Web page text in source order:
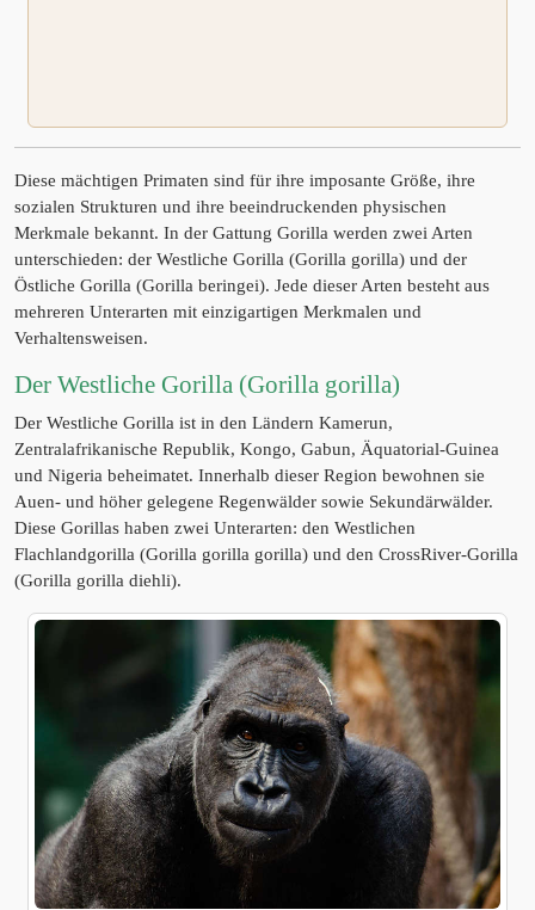
Diese mächtigen Primaten sind für ihre imposante Größe, ihre
sozialen Strukturen und ihre beeindruckenden physischen
Merkmale bekannt. In der Gattung Gorilla werden zwei Arten
unterschieden: der Westliche Gorilla (Gorilla gorilla) und der
Östliche Gorilla (Gorilla beringei). Jede dieser Arten besteht aus
mehreren Unterarten mit einzigartigen Merkmalen und
Verhaltensweisen.
Der Westliche Gorilla (Gorilla gorilla)
Der Westliche Gorilla ist in den Ländern Kamerun,
Zentralafrikanische Republik, Kongo, Gabun, Äquatorial-Guinea
und Nigeria beheimatet. Innerhalb dieser Region bewohnen sie
Auen- und höher gelegene Regenwälder sowie Sekundärwälder.
Diese Gorillas haben zwei Unterarten: den Westlichen
Flachlandgorilla (Gorilla gorilla gorilla) und den CrossRiver-Gorilla
(Gorilla gorilla diehli).